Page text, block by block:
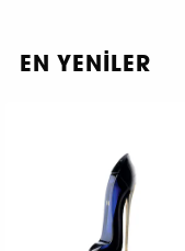
EN YENİLER